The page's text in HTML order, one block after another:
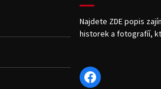
Najdete ZDE popis
historek a fotografíí,
Facebook